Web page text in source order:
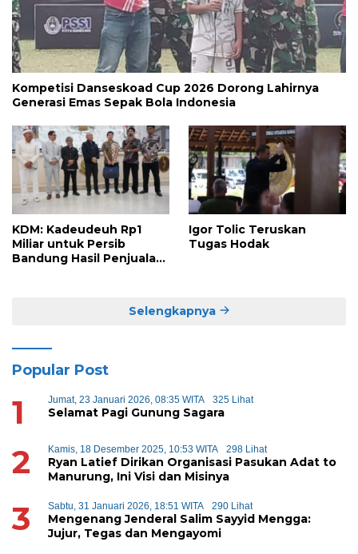
Kompetisi Danseskoad Cup 2026 Dorong Lahirnya
Generasi Emas Sepak Bola Indonesia
KDM: Kadeudeuh Rp1
Miliar untuk Persib
Bandung Hasil Penjualan
Igor Tolic Teruskan
Tugas Hodak
Selengkapnya
Popular Post
1 Jumat, 23 Januari 2026, 08:35 WITA 325 Lihat
Selamat Pagi Gunung Sagara
2 Kamis, 18 Desember 2025, 10:53 WITA 298 Lihat
Ryan Latief Dirikan Organisasi Pasukan Adat to
Manurung, Ini Visi dan Misinya
3 Sabtu, 31 Januari 2026, 18:51 WITA 290 Lihat
Mengenang Jenderal Salim Sayyid Mengga:
Jujur, Tegas dan Mengayomi